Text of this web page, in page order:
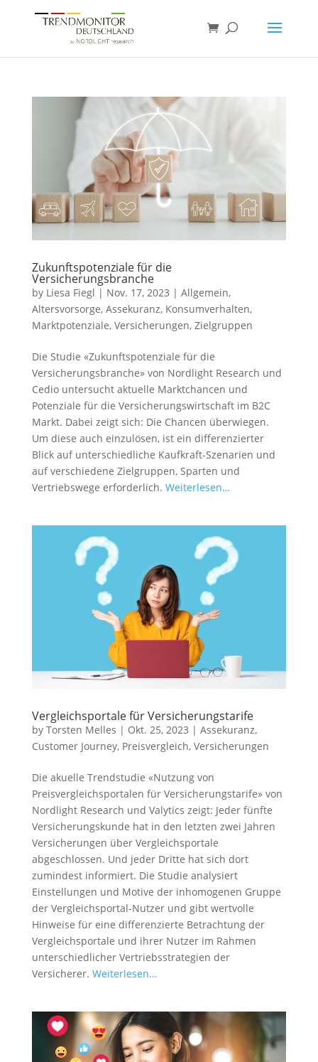
Zukunftspotenziale für die
Versicherungsbranche
by Liesa Fiegl | Nov. 17, 2023 | Allgemein,
Altersvorsorge, Assekuranz, Konsumverhalten,
Marktpotenziale, Versicherungen, Zielgruppen
Die Studie «Zukunftspotenziale für die
Versicherungsbranche» von Nordlight Research und
Cedio untersucht aktuelle Marktchancen und
Potenziale für die Versicherungswirtschaft im B2C
Markt. Dabei zeigt sich: Die Chancen überwiegen.
Um diese auch einzulösen, ist ein differenzierter
Blick auf unterschiedliche Kaufkraft-Szenarien und
auf verschiedene Zielgruppen, Sparten und
Vertriebswege erforderlich. Weiterlesen…
Vergleichsportale für Versicherungstarife
by Torsten Melles | Okt. 25, 2023 | Assekuranz,
Customer Journey, Preisvergleich, Versicherungen
Die akuelle Trendstudie «Nutzung von
Preisvergleichsportalen für Versicherungstarife» von
Nordlight Research und Valytics zeigt: Jeder fünfte
Versicherungskunde hat in den letzten zwei Jahren
Versicherungen über Vergleichsportale
abgeschlossen. Und jeder Dritte hat sich dort
zumindest informiert. Die Studie analysiert
Einstellungen und Motive der inhomogenen Gruppe
der Vergleichsportal-Nutzer und gibt wertvolle
Hinweise für eine differenzierte Betrachtung der
Vergleichsportale und ihrer Nutzer im Rahmen
unterschiedlicher Vertriebsstrategien der
Versicherer. Weiterlesen…